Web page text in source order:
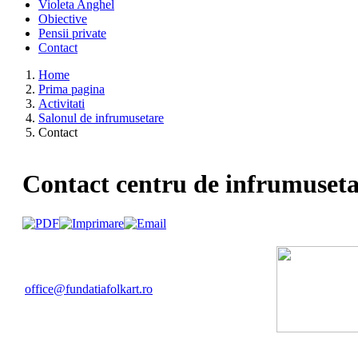
Violeta Anghel
Obiective
Pensii private
Contact
Home
Prima pagina
Activitati
Salonul de infrumusetare
Contact
Contact centru de
office@fundatiafolkart.ro